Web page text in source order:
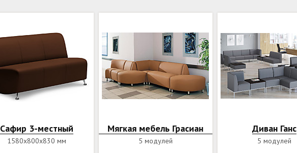
Сафир 3-местный
1580х800х830 мм
Мягкая мебель Грасиан
ОУ90(2)+2С+У90+1С+У45
5 модулей
Диван Ганс
5 модулей